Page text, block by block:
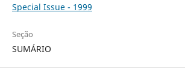
Special Issue - 1999
Seção
SUMÁRIO